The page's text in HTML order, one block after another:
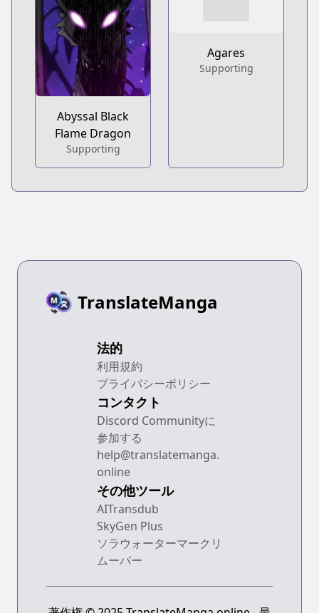
Abyssal Black
Flame Dragon
Supporting
Agares
Supporting
TranslateManga
法的
利用規約
プライバシーポリシー
コンタクト
Discord Communityに
参加する
help@translatemanga.
online
その他ツール
AITransdub
SkyGen Plus
ソラウォーターマークリ
ムーバー